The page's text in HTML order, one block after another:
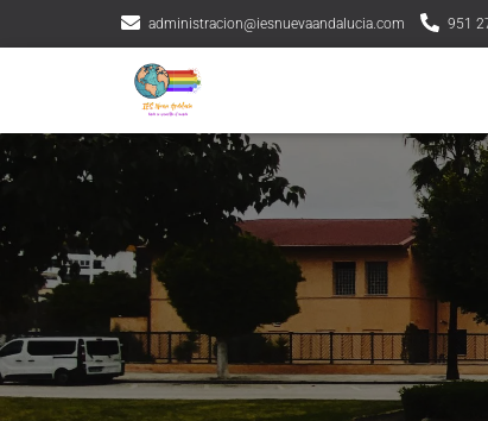
administracion@iesnuevaandalucia.com 951